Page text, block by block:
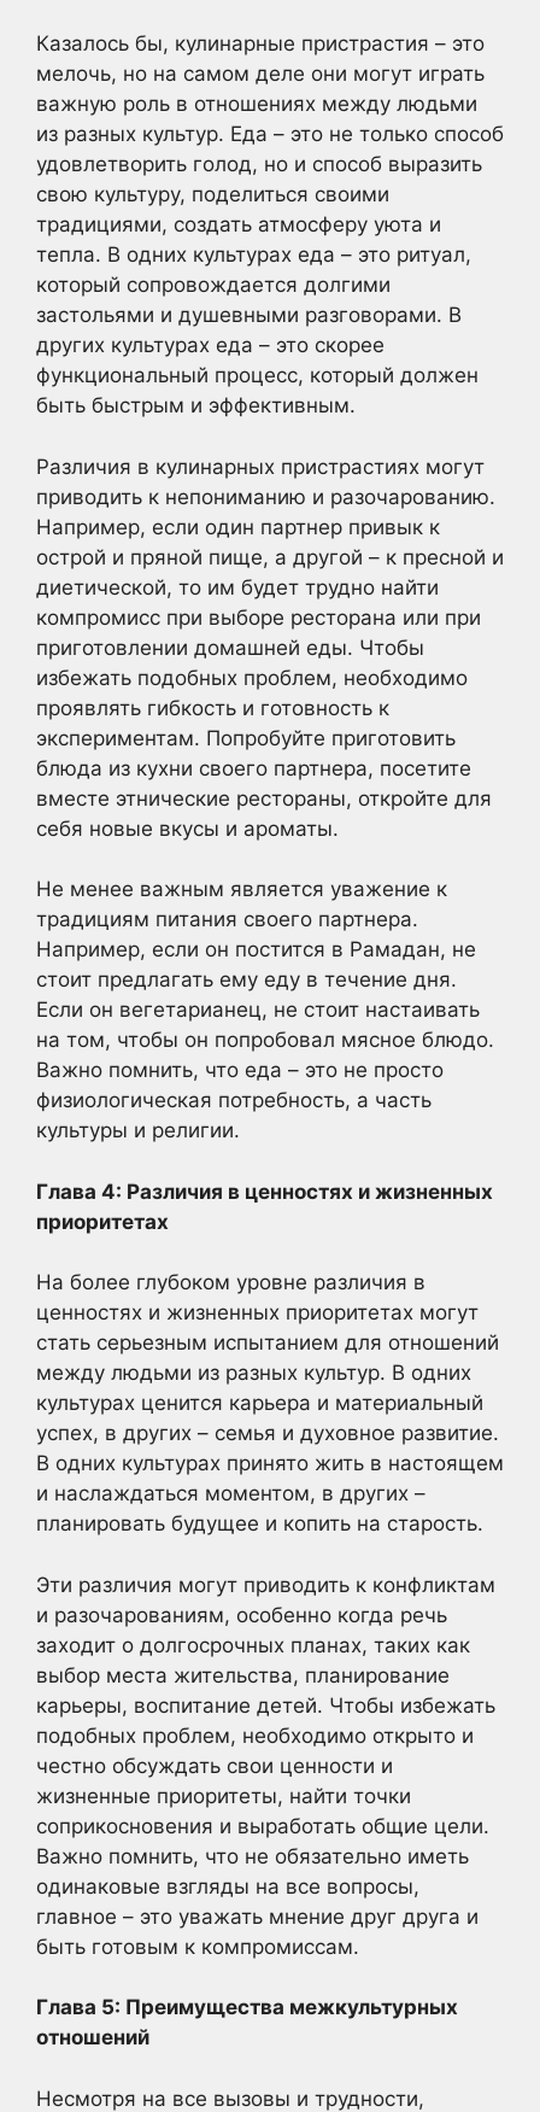
Казалось бы, кулинарные пристрастия – это
мелочь, но на самом деле они могут играть
важную роль в отношениях между людьми
из разных культур. Еда – это не только способ
удовлетворить голод, но и способ выразить
свою культуру, поделиться своими
традициями, создать атмосферу уюта и
тепла. В одних культурах еда – это ритуал,
который сопровождается долгими
застольями и душевными разговорами. В
других культурах еда – это скорее
функциональный процесс, который должен
быть быстрым и эффективным.
Различия в кулинарных пристрастиях могут
приводить к непониманию и разочарованию.
Например, если один партнер привык к
острой и пряной пище, а другой – к пресной и
диетической, то им будет трудно найти
компромисс при выборе ресторана или при
приготовлении домашней еды. Чтобы
избежать подобных проблем, необходимо
проявлять гибкость и готовность к
экспериментам. Попробуйте приготовить
блюда из кухни своего партнера, посетите
вместе этнические рестораны, откройте для
себя новые вкусы и ароматы.
Не менее важным является уважение к
традициям питания своего партнера.
Например, если он постится в Рамадан, не
стоит предлагать ему еду в течение дня.
Если он вегетарианец, не стоит настаивать
на том, чтобы он попробовал мясное блюдо.
Важно помнить, что еда – это не просто
физиологическая потребность, а часть
культуры и религии.
Глава 4: Различия в ценностях и жизненных
приоритетах
На более глубоком уровне различия в
ценностях и жизненных приоритетах могут
стать серьезным испытанием для отношений
между людьми из разных культур. В одних
культурах ценится карьера и материальный
успех, в других – семья и духовное развитие.
В одних культурах принято жить в настоящем
и наслаждаться моментом, в других –
планировать будущее и копить на старость.
Эти различия могут приводить к конфликтам
и разочарованиям, особенно когда речь
заходит о долгосрочных планах, таких как
выбор места жительства, планирование
карьеры, воспитание детей. Чтобы избежать
подобных проблем, необходимо открыто и
честно обсуждать свои ценности и
жизненные приоритеты, найти точки
соприкосновения и выработать общие цели.
Важно помнить, что не обязательно иметь
одинаковые взгляды на все вопросы,
главное – это уважать мнение друг друга и
быть готовым к компромиссам.
Глава 5: Преимущества межкультурных
отношений
Несмотря на все вызовы и трудности,